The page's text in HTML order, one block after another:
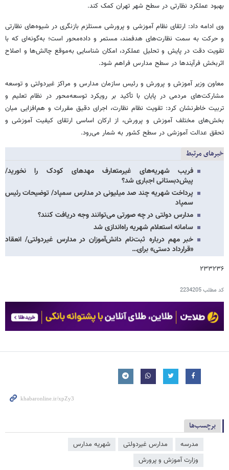
بهبود عملکرد نظارتی در سطح شهر تهران کمک کند.
وی ادامه داد: ارتقای نظام آموزشی و پرورشی مستلزم بازنگری در شیوه‌های نظارتی
و حرکت به سمت نظارت‌های هدفمند، مستمر و داده‌محور است؛ به‌گونه‌ای که با
تقویت دقت در پایش و تحلیل عملکرد، امکان شناسایی به‌موقع چالش‌ها و اصلاح
اثربخش فرآیندها در سطح مدارس فراهم شود.
معاون وزیر آموزش و پرورش و رئیس سازمان مدارس و مراکز غیردولتی و توسعه
مشارکت‌های مردمی در پایان با تأکید بر رویکرد توسعه‌محور در نظام تعلیم و
تربیت خاطرنشان کرد: تقویت نظام نظارت، اجرای دقیق مقررات و هم‌افزایی میان
بخش‌های مختلف آموزش و پرورش، از ارکان اساسی ارتقای کیفیت آموزشی و
تحقق عدالت آموزشی در سطح کشور به شمار می‌رود.
خبرهای مرتبط
فریب شهریه‌های غیرمتعارف مهدهای کودک را نخورید/
پیش‌دبستانی اجباری شد؟
پرداخت شهریه چند صد میلیونی در مدارس سمپاد/ توضیحات رئیس
سمپاد
مدارس دولتی در چه صورتی می‌توانند وجه دریافت کنند؟
سامانه استعلام شهریه راه‌اندازی شد
خبر مهم درباره ثبت‌نام دانش‌آموزان در مدارس غیردولتی/ انعقاد
«قرارداد دستی» برای…
۲۳۳۲۳۶
کد مطلب2234205
برچسب‌ها
مدرسه مدارس غیردولتی
شهریه مدارس
وزارت آموزش و پرورش